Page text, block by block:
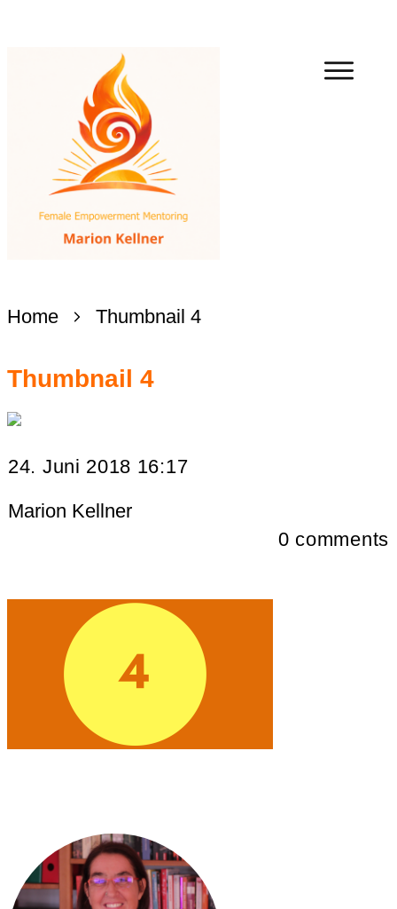
Home Thumbnail 4
Thumbnail 4
24. Juni 2018 16:17
Marion Kellner
0 comments